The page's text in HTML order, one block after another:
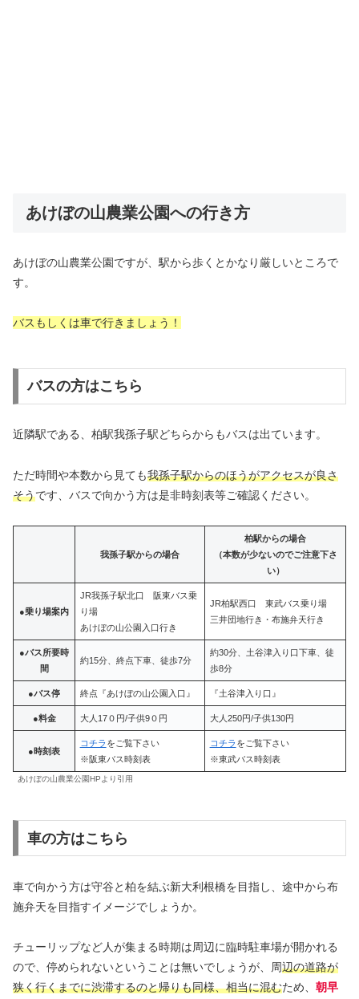
あけぼの山農業公園への行き方
あけぼの山農業公園ですが、駅から歩くとかなり厳しいところで
す。
バスもしくは車で行きましょう！
バスの方はこちら
近隣駅である、柏駅我孫子駅どちらからもバスは出ています。
ただ時間や本数から見ても我孫子駅からのほうがアクセスが良さ
そうです、バスで向かう方は是非時刻表等ご確認ください。
我孫子駅からの場合
柏駅からの場合
（本数が少ないのでご注意下さ
い）
●乗り場案内
JR我孫子駅北口 阪東バス乗
り場
あけぼの山公園入口行き
JR柏駅西口 東武バス乗り場
三井団地行き・布施弁天行き
●バス所要時
間
約15分、終点下車、徒歩7分
約30分、土谷津入り口下車、徒
歩8分
●バス停 終点『あけぼの山公園入口』 『土谷津入り口』
●料金 大人17０円/子供9０円 大人250円/子供130円
●時刻表
コチラ をご覧下さい
※阪東バス時刻表
コチラ をご覧下さい
※東武バス時刻表
あけぼの山農業公園HPより引用
車の方はこちら
車で向かう方は守谷と柏を結ぶ新大利根橋を目指し、途中から布
施弁天を目指すイメージでしょうか。
チューリップなど人が集まる時期は周辺に臨時駐車場が開かれる
ので、停められないということは無いでしょうが、周辺の道路が
狭く行くまでに渋滞するのと帰りも同様、相当に混むため、 朝早